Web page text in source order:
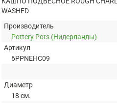
WASHED
Производитель
Pottery Pots (Нидерланды)
Артикул
6PPNEHC09
Диаметр
18 см.